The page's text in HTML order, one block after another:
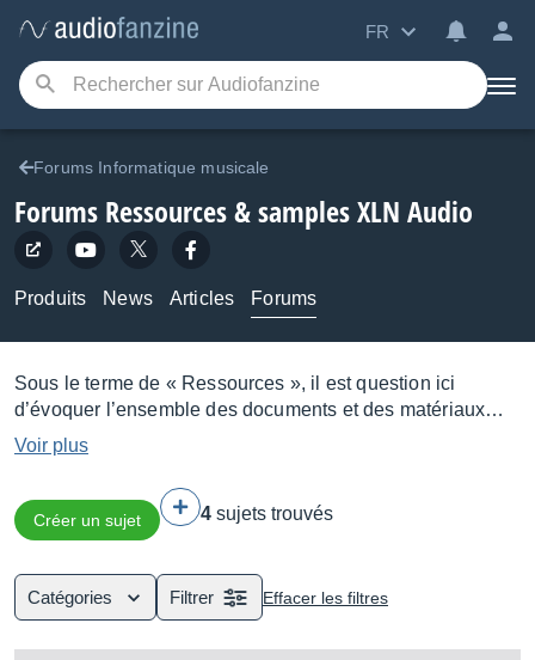
FR
Forums Informatique musicale
Forums Ressources & samples XLN Audio
Produits News Articles Forums
Sous le terme de « Ressources », il est question ici
d’évoquer l’ensemble des documents et des matériaux
sonores nécessaires à l’apprentissage ou à la pratique de
la musique. Cette notion peut ainsi renvoyer aux
collections de samples ou de fichiers MIDI prêtes à
l’emploi, mais elle peut tout aussi bien désigner
l’ensemble des livres abordant la musique dans un but
Voir plus
Créer un sujet 4 sujets trouvés
Catégories Filtrer Effacer les filtres